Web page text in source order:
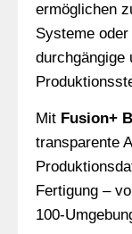
ermöglichen
Systeme
durchgängige
Mit Fusion+
transparente
Fertigung –
100-